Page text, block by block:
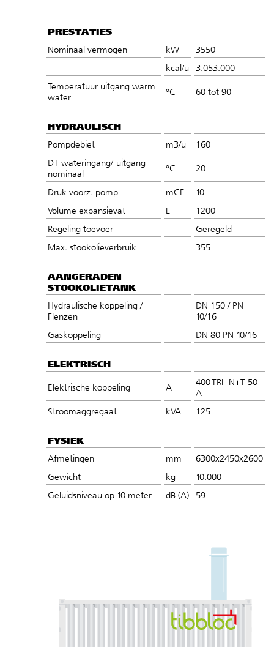
PRESTATIES
Nominaal vermogen kW
3550
kcal/u
3.053.000
Temperatuur uitgang warm
water
°C 60 tot 90
HYDRAULISCH
Pompdebiet m3/u
160
DT wateringang/-uitgang
nominaal
°C 20
Druk voorz. pomp mCE
10
Volume expansievat
L
1200
Regeling toevoer
Geregeld
Max. stookolieverbruik
355
AANGERADEN
STOOKOLIETANK
Hydraulische koppeling /
Flenzen
DN 150 / PN
10/16
Gaskoppeling
DN 80 PN 10/16
ELEKTRISCH
Elektrische koppeling A
400 TRI+N+T 50
A
Stroomaggregaat
kVA 125
FYSIEK
Afmetingen mm
6300x2450x2600
Gewicht
kg
10.000
Geluidsniveau op 10 meter
dB (A) 59